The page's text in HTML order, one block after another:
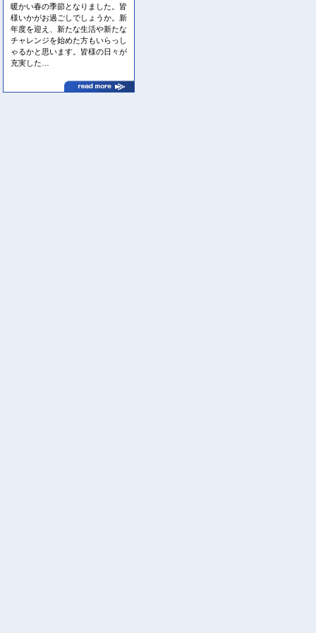
暖かい春の季節となりました。皆
様いかがお過ごしでしょうか。新
年度を迎え、新たな生活や新たな
チャレンジを始めた方もいらっし
ゃるかと思います。皆様の日々が
充実した…